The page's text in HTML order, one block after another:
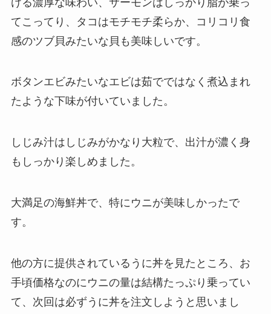
てこってり、タコはモチモチ柔らか、コリコリ食
感のツブ貝みたいな貝も美味しいです。
ボタンエビみたいなエビは茹でではなく煮込まれ
たような下味が付いていました。
しじみ汁はしじみがかなり大粒で、出汁が濃く身
もしっかり楽しめました。
大満足の海鮮丼で、特にウニが美味しかったで
す。
他の方に提供されているうに丼を見たところ、お
手頃価格なのにウニの量は結構たっぷり乗ってい
て、次回は必ずうに丼を注文しようと思いまし